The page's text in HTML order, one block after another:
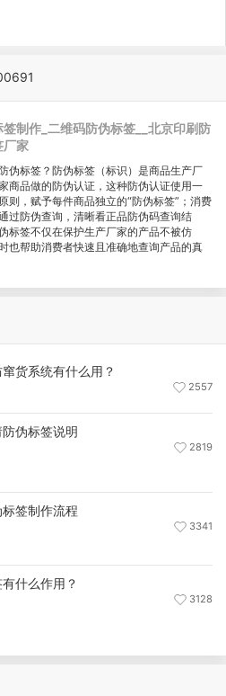
签制作_二维码防伪标签__北京印刷防
厂家
伪标签？防伪标签（标识）是商品生产厂
商品做的防伪认证，这种防伪认证使用一
则，赋予每件商品独立的“防伪标签”；消费
过防伪查询，清晰看正品防伪码查询结
标签不仅在保护生产厂家的产品不被仿
也帮助消费者快速且准确地查询产品的真
货系统有什么用？
2557
伪标签说明
2819
签制作流程
3341
什么作用？
3128